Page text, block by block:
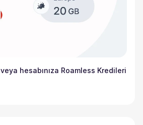
hesabınıza Roamless Kredileri